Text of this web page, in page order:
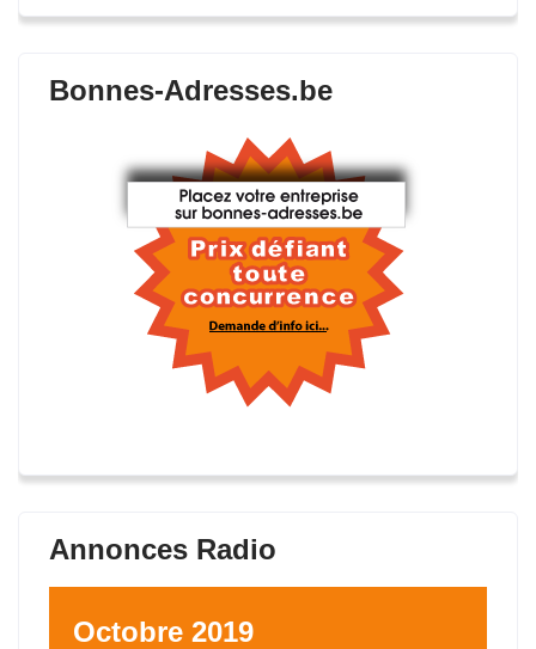
Bonnes-Adresses.be
Annonces Radio
Octobre 2019